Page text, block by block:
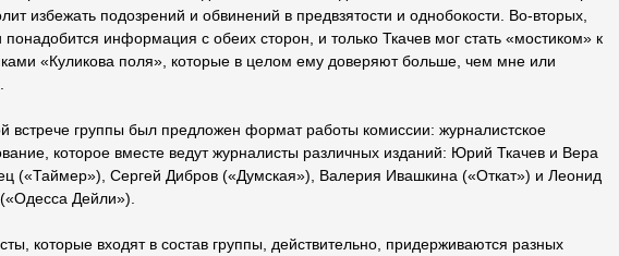
избежать подозрений и обвинений в предвзятости и однобокости. Во-вторых,
понадобится информация с обеих сторон, и только Ткачев мог стать «мостиком» к
«Куликова поля», которые в целом ему доверяют больше, чем мне или
встрече группы был предложен формат работы комиссии: журналистское
которое вместе ведут журналисты различных изданий: Юрий Ткачев и Вера
(«Таймер»), Сергей Дибров («Думская»), Валерия Ивашкина («Откат») и Леонид
Дейли»).
которые входят в состав группы, действительно, придерживаются разных